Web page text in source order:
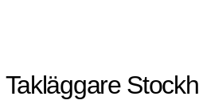
Takläggare